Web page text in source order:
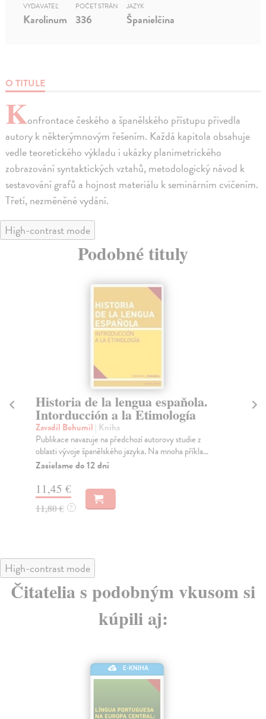
O TITULE
Konfrontace českého a španělského přístupu přivedla
autory k některýmnovým řešením. Každá kapitola obsahuje
vedle teoretického výkladu i ukázky planimetrického
zobrazování syntaktických vztahů, metodologický návod k
sestavování grafů a hojnost materiálu k seminárním cvičením.
Třetí, nezměněné vydání.
VYDAVATEĽ
Karolinum
POČET STRÁN
336
JAZYK
Španielčina
High-contrast mode
Podobné tituly
Historia de la lengua espaňola.
Intorducción a la Etimología
Zavadil Bohumil | Kniha
Publikace navazuje na předchozí autorovy studie z
oblasti vývoje španělského jazyka. Na mnoha příkla...
Zasielame do 12 dní
11,45 €
11,80 € ?
High-contrast mode
Čitatelia s podobným vkusom si
kúpili aj:
E-KNIHA